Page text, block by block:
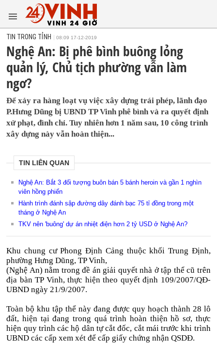
TIN TRONG TỈNH 08:09 17-12-2019
Nghệ An: Bị phê bình buông lỏng
quản lý, Chủ tịch phường vẫn làm
ngơ?
Để xảy ra hàng loạt vụ việc xây dựng trái phép, lãnh đạo
P.Hưng Dũng bị UBND TP Vinh phê bình và ra quyết định
xử phạt, đình chỉ. Tuy nhiên hơn 1 năm sau, 10 công trình
xây dựng này vẫn hoàn thiện...
TIN LIÊN QUAN
Nghệ An: Bắt 3 đối tượng buôn bán 5 bánh heroin và gần 1 nghìn
viên hồng phiến
Hành trình đánh sập đường dây đánh bạc 75 tỉ đồng trong một
tháng ở Nghệ An
TKV nên 'buông' dự án nhiệt điện hơn 2 tỷ USD ở Nghệ An?
Khu chung cư Phong Định Cảng thuộc khối Trung Định,
phường Hưng Dũng, TP Vinh,
(Nghệ An) nằm trong đề án giải quyết nhà ở tập thể cũ trên
địa bàn TP Vinh, thực hiện theo quyết định 109/2007/QĐ-
UBND ngày 21/9/2007.
Toàn bộ khu tập thể này đang được quy hoạch thành 28 lô
đất, hiện tại đang trong quá trình hoàn thiện hồ sơ, thực
hiện quy trình các hộ dân tự cắt đốc, cắt mái trước khi trình
UBND các cấp xem xét để cấp giấy chứng nhận QSDĐ.